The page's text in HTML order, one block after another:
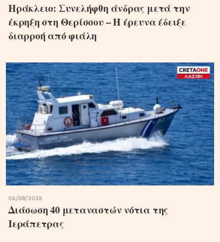
Ηράκλειο: Συνελήφθη άνδρας μετά την
έκρηξη στη Θερίσσου – Η έρευνα έδειξε
διαρροή από φιάλη
06/08/2026
Διάσωση 40 μεταναστών νότια της
Ιεράπετρας